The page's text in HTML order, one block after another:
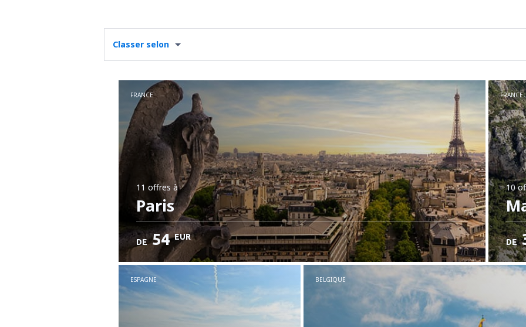
Classer selon
FRANCE
11 offres à
Paris
DE 54 EUR
FRANCE
10
DE
ESPAGNE BELGIQUE